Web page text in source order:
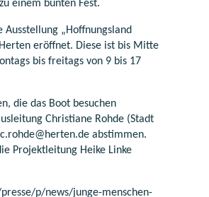
einem bunten Fest.
„Hoffnungsland
eröffnet. Diese ist bis Mitte
bis freitags von 9 bis 17
die das Boot besuchen
Christiane Rohde (Stadt
abstimmen.
Projektleitung Heike Linke
p/news/junge-menschen-